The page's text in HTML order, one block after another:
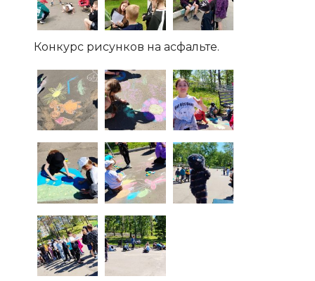
Конкурс рисунков на асфальте.